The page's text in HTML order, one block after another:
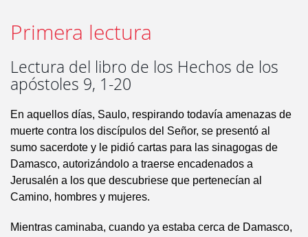
Primera lectura
Lectura del libro de los Hechos de los
apóstoles 9, 1-20
En aquellos días, Saulo, respirando todavía amenazas de
muerte contra los discípulos del Señor, se presentó al
sumo sacerdote y le pidió cartas para las sinagogas de
Damasco, autorizándolo a traerse encadenados a
Jerusalén a los que descubriese que pertenecían al
Camino, hombres y mujeres.
Mientras caminaba, cuando ya estaba cerca de Damasco,